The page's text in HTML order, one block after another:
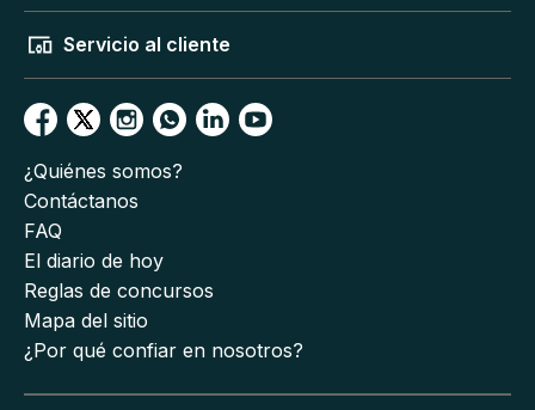
Servicio al cliente
¿Quiénes somos?
Contáctanos
FAQ
El diario de hoy
Reglas de concursos
Mapa del sitio
¿Por qué confiar en nosotros?